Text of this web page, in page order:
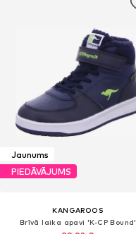
Jaunums
PIEDĀVĀJUMS
KANGAROOS
Brīvā laika apavi 'K-CP Bound'